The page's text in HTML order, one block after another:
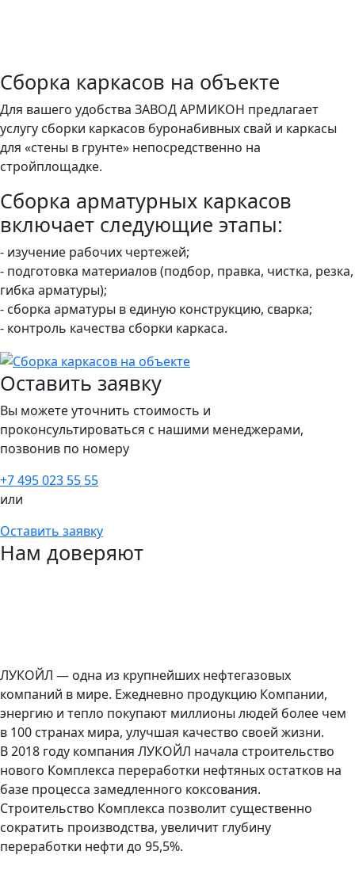
Сборка каркасов на объекте
Для вашего удобства ЗАВОД АРМИКОН предлагает
услугу сборки каркасов буронабивных свай и каркасы
для «стены в грунте» непосредственно на
стройплощадке.
Сборка арматурных каркасов
включает следующие этапы:
- изучение рабочих чертежей;
- подготовка материалов (подбор, правка, чистка, резка,
гибка арматуры);
- сборка арматуры в единую конструкцию, сварка;
- контроль качества сборки каркаса.
Оставить заявку
Вы можете уточнить стоимость и
проконсультироваться с нашими менеджерами,
позвонив по номеру
+7 495 023 55 55
или
Оставить заявку
Нам доверяют
ЛУКОЙЛ — одна из крупнейших нефтегазовых
компаний в мире. Ежедневно продукцию Компании,
энергию и тепло покупают миллионы людей более чем
в 100 странах мира, улучшая качество своей жизни.
В 2018 году компания ЛУКОЙЛ начала строительство
нового Комплекса переработки нефтяных остатков на
базе процесса замедленного коксования.
Строительство Комплекса позволит существенно
сократить производства, увеличит глубину
переработки нефти до 95,5%.